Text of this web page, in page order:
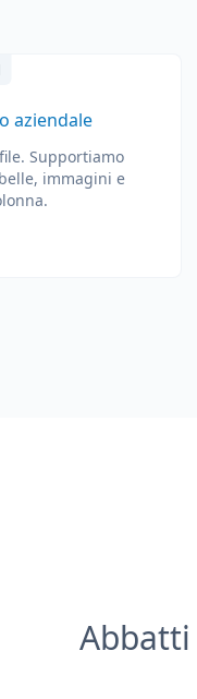
aziendale
Supportiamo
immagini e